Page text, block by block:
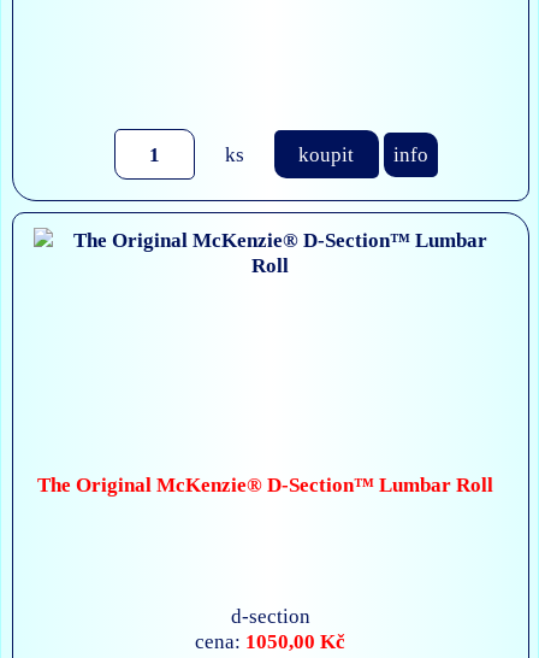
ks koupit info
The Original McKenzie® D-Section™ Lumbar Roll
d-section
cena: 1050,00 Kč